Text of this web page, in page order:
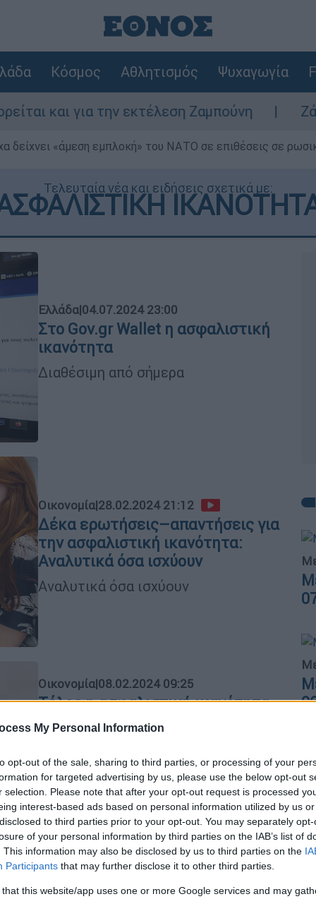
My Personal Information
opt-out of the sale, sharing to third parties, or processing of your
for targeted advertising by us, please use the below opt-out
selection. Please note that after your opt-out request is processed
interest-based ads based on personal information utilized by us
to third parties prior to your opt-out. You may separately
of your personal information by third parties on the IAB’s list of
This information may also be disclosed by us to third parties on the
Participants that may further disclose it to other third parties.
that this website/app uses one or more Google services and may
Κόσμος Αθλητισμός Ψυχαγωγία
για την εκτέλεση Ζαμπούνη Ζάκυνθος:
δείχνει «άμεση εμπλοκή» του ΝΑΤΟ σε επιθέσεις σε
Τελευταία νέα και ειδήσεις σχετικά με:
Ελλάδα|04.07.2024 23:00
Στο Gov.gr Wallet η ασφαλιστική
ικανότητα
Διαθέσιμη από σήμερα
Οικονομία|28.02.2024 21:12
Δέκα ερωτήσεις–απαντήσεις για
την ασφαλιστική ικανότητα:
Αναλυτικά όσα ισχύουν
Αναλυτικά όσα ισχύουν
Οικονομία|08.02.2024 09:25
Τέλος η ασφαλιστική ικανότητα
με οφειλές για επαγγελματίες και
αγρότες - Κίνδυνος να μείνουν
εκτός ΕΟΠΥΥ 733.000 οφειλέτες
Η ισχύς της ασφαλιστικής
ικανότητας εκπνέει στις 29
Φεβρουαρίου